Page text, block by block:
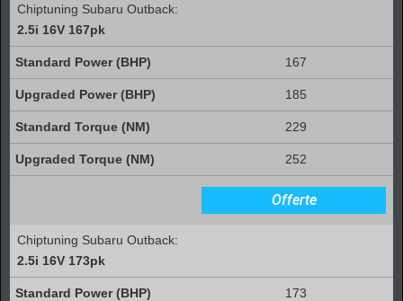
Chiptuning Subaru Outback:
2.5i 16V 167pk
167
185
229
252
Offerte
Chiptuning Subaru Outback:
2.5i 16V 173pk
173